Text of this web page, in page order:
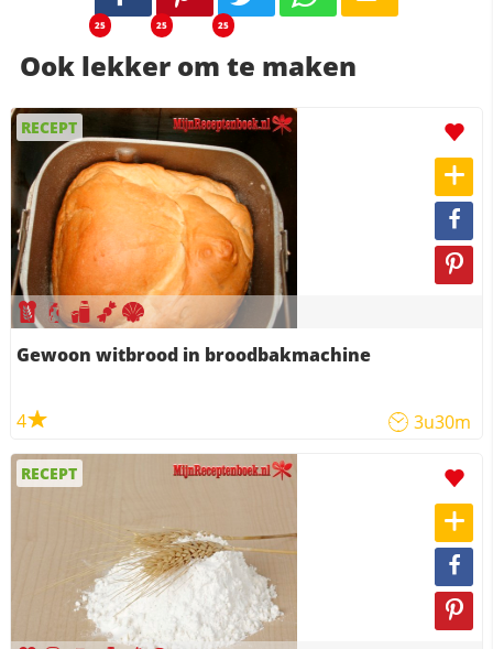
25 25 25
Ook lekker om te maken
RECEPT
Gewoon witbrood in broodbakmachine
4 3u30m
RECEPT